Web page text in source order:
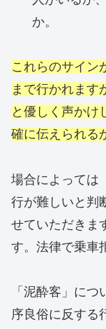
か。
これらのサイン
まで行かれます
と優しく声かけ
確に伝えられる
場合によっては
行が難しいと判
せていただきま
す。法律で乗車
「泥酔客」に
序良俗に反する